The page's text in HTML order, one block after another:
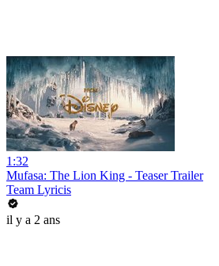
1:32
Mufasa: The Lion King - Teaser Trailer
Team Lyricis
il y a 2 ans